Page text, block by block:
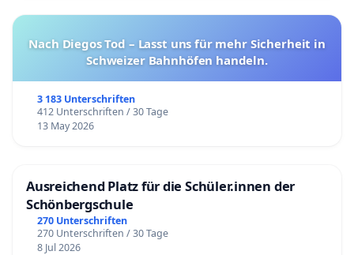
Nach Diegos Tod – Lasst uns für mehr Sicherheit in
Schweizer Bahnhöfen handeln.
3 183 Unterschriften
412 Unterschriften / 30 Tage
13 May 2026
Ausreichend Platz für die Schüler.innen der
Schönbergschule
270 Unterschriften
270 Unterschriften / 30 Tage
8 Jul 2026